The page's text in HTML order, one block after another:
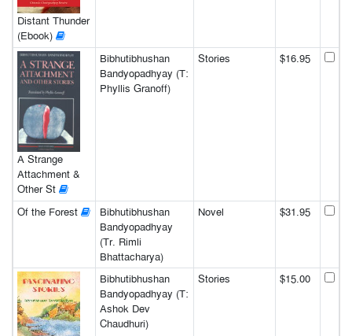
Distant Thunder
(Ebook)
A Strange
Attachment &
Other St
Bibhutibhushan
Bandyopadhyay (T:
Phyllis Granoff)
Stories $16.95
Of the Forest
Bibhutibhushan
Bandyopadhyay
(Tr. Rimli
Bhattacharya)
Novel $31.95
Bibhutibhushan
Bandyopadhyay (T:
Ashok Dev
Chaudhuri)
Stories $15.00